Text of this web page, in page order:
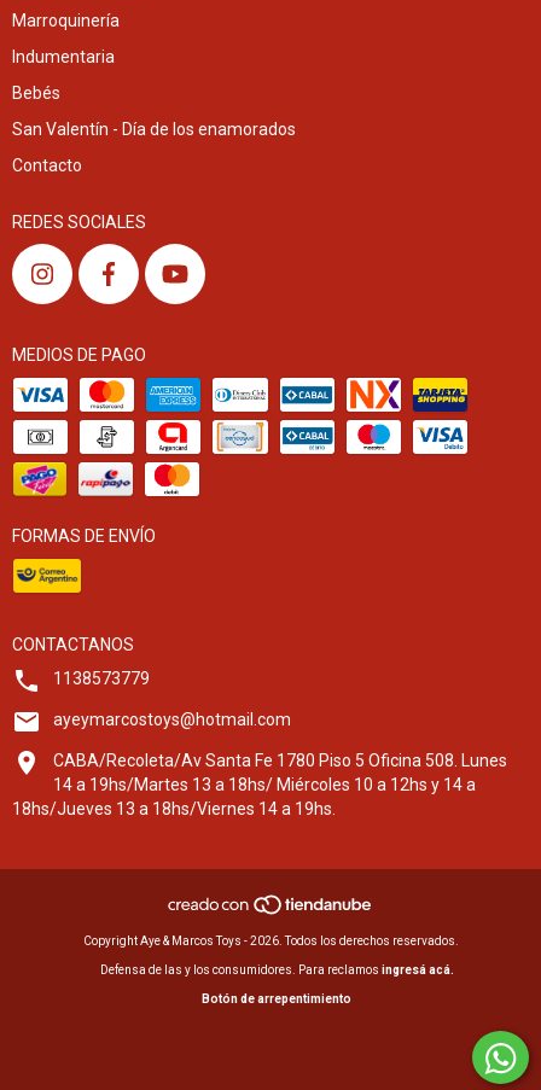
Marroquinería
Indumentaria
Bebés
San Valentín - Día de los enamorados
Contacto
REDES SOCIALES
MEDIOS DE PAGO
FORMAS DE ENVÍO
CONTACTANOS
1138573779
ayeymarcostoys@hotmail.com
CABA/Recoleta/Av Santa Fe 1780 Piso 5 Oficina 508. Lunes
14 a 19hs/Martes 13 a 18hs/ Miércoles 10 a 12hs y 14 a
18hs/Jueves 13 a 18hs/Viernes 14 a 19hs.
Copyright Aye & Marcos Toys - 2026. Todos los derechos reservados.
Defensa de las y los consumidores. Para reclamos ingresá acá.
Botón de arrepentimiento